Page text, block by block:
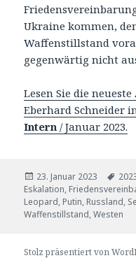
Ukraine kommen,
Waffenstillstand
gegenwärtig nicht
Lesen Sie die
Eberhard Schneider
Intern / Januar 2023.
Veröffentlicht
am
23. Januar 2023
Eskalation,
Leopard, Putin, Russland,
Waffenstillstand,Westen
Stolz präsentiert von